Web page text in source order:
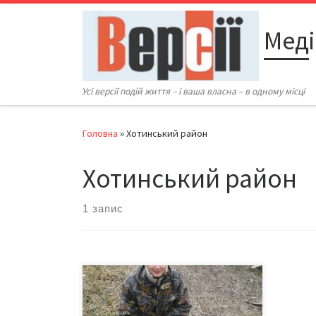
Перейти до вмісту
Усі версії подій життя – і ваша власна – в одному місці
Головна »Хотинський район
Хотинський район
1 запис
Ловись, рибко, велика й маленька!
На березі Дністра в с. Атаки на
Хотинщині в День рибалки відбувся